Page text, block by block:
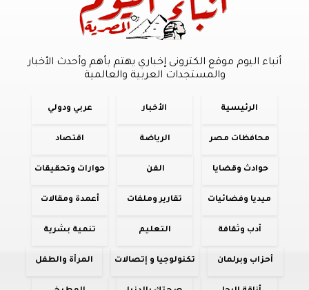
أنباء اليوم موقع الكترونى إخباري يهتم بأهم وأحدث الأخبار
والمستجدات العربية والعالمية
الرئيسية الأخبار عربي ودولي
محافظات مصر الرياضة اقتصاد
حوادث وقضايا الفن حوارات وتحقيقات
ميديا وفضائيات تقارير وملفات أعمدة ومقالات
أدب وثقافة التعليم تنمية بشرية
أحزاب وبرلمان تكنولوجيا و إتصالات المرأة والطفل